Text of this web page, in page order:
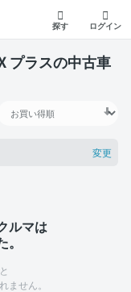
探す ログイン
プラスの中古車
変更
ルマは
ません。